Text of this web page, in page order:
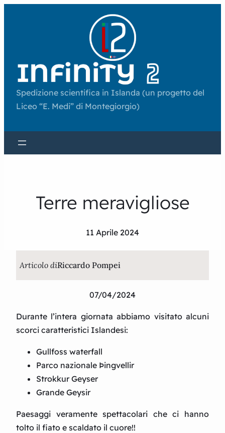
Spedizione scientifica in Islanda (un progetto del
Liceo “E. Medi” di Montegiorgio)
Terre meravigliose
11 Aprile 2024
Articolo diRiccardo Pompei
07/04/2024
Durante l’intera giornata abbiamo visitato alcuni
scorci caratteristici Islandesi:
Gullfoss waterfall
Parco nazionale Þingvellir
Strokkur Geyser
Grande Geysir
Paesaggi veramente spettacolari che ci hanno
tolto il fiato e scaldato il cuore!!